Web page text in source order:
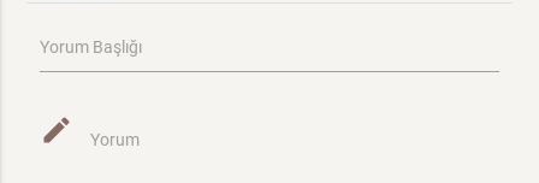
Yorum Başlığı
mode_edit Yorum